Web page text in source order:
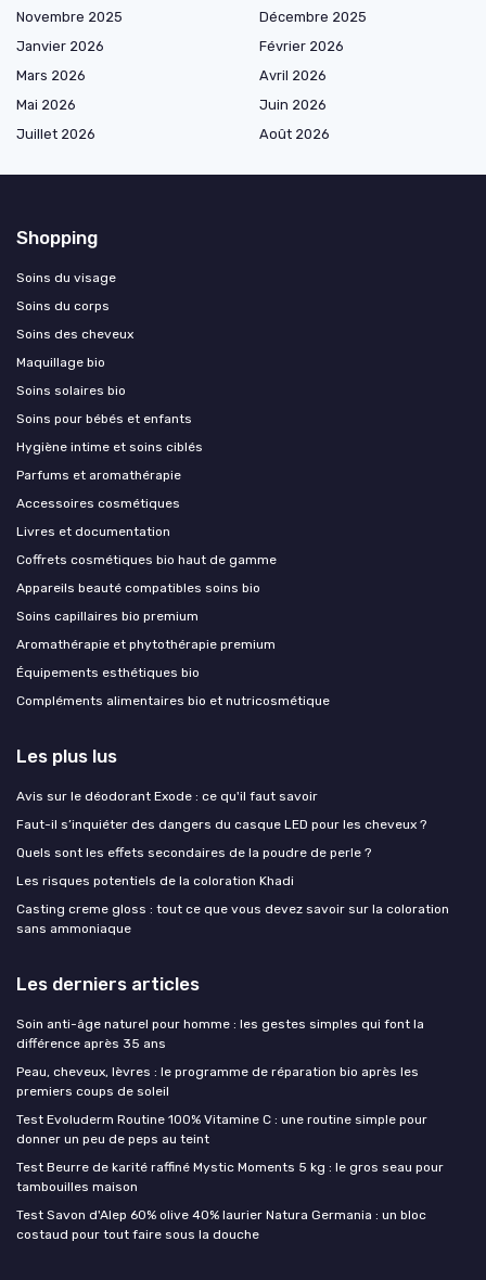
Novembre 2025
Décembre 2025
Janvier 2026
Février 2026
Mars 2026
Avril 2026
Mai 2026
Juin 2026
Juillet 2026
Août 2026
Shopping
Soins du visage
Soins du corps
Soins des cheveux
Maquillage bio
Soins solaires bio
Soins pour bébés et enfants
Hygiène intime et soins ciblés
Parfums et aromathérapie
Accessoires cosmétiques
Livres et documentation
Coffrets cosmétiques bio haut de gamme
Appareils beauté compatibles soins bio
Soins capillaires bio premium
Aromathérapie et phytothérapie premium
Équipements esthétiques bio
Compléments alimentaires bio et nutricosmétique
Les plus lus
Avis sur le déodorant Exode : ce qu'il faut savoir
Faut-il s’inquiéter des dangers du casque LED pour les cheveux ?
Quels sont les effets secondaires de la poudre de perle ?
Les risques potentiels de la coloration Khadi
Casting creme gloss : tout ce que vous devez savoir sur la coloration
sans ammoniaque
Les derniers articles
Soin anti-âge naturel pour homme : les gestes simples qui font la
différence après 35 ans
Peau, cheveux, lèvres : le programme de réparation bio après les
premiers coups de soleil
Test Evoluderm Routine 100% Vitamine C : une routine simple pour
donner un peu de peps au teint
Test Beurre de karité raffiné Mystic Moments 5 kg : le gros seau pour
tambouilles maison
Test Savon d'Alep 60% olive 40% laurier Natura Germania : un bloc
costaud pour tout faire sous la douche